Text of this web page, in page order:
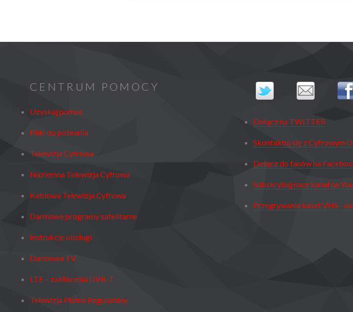
CENTRUM POMOCY
Uzyskaj pomoc
Pliki do pobrania
Telewizja Cyfrowa
Naziemna Telewizja Cyfrowa
Kablowa Telewizja Cyfrowa
Darmowe programy satelitarne
Instrukcje obsługi
Darmowa TV
LTE – zakłócenia DVB-T
Telewizja Płatna Regulaminy
Dołącz na TWITTER
Skontaktuj się z Cyfrowym
Dołącz do fanów na
Subskrybuj nasz kanał na
Przegrywanie kaset VHS -